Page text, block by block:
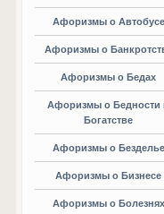
Афоризмы о Автобусе
Афоризмы о
Афоризмы о Бедах
Афоризмы о Бедности
Богатстве
Афоризмы о Безделье
Афоризмы о Бизнесе
Афоризмы о Болезнях